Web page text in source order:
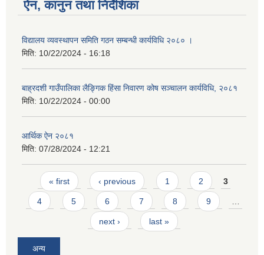
ऐन, कानुन तथा निर्देशिका
विद्यालय व्यवस्थापन समिति गठन सम्बन्धी कार्यविधि २०८० ।
मिति: 10/22/2024 - 16:18
बाह्रदशी गाउँपालिका लैङ्गिक हिंसा निवारण कोष सञ्चालन कार्यविधि, २०८१
मिति: 10/22/2024 - 00:00
आर्थिक ऐन २०८१
मिति: 07/28/2024 - 12:21
Pages
« first ‹ previous 1 2 3
4 5 6 7 8 9
next › last »
अन्य